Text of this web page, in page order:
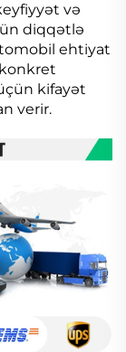
və
diqqətlə
ehtiyat
konkret
kifayət
verir.